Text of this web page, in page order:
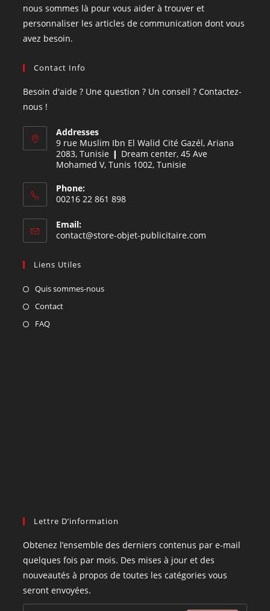
nous sommes là pour vous aider à trouver et
personnaliser les articles de communication dont vous
avez besoin.
Contact Info
Besoin d'aide ? Une question ? Un conseil ? Contactez-
nous !
Addresses
9 rue Muslim Ibn El Walid Cité Gazél, Ariana
2083, Tunisie ❙ Dream center, 45 Ave
Mohamed V, Tunis 1002, Tunisie
Phone:
00216 22 861 898
Email:
contact@store-objet-publicitaire.com
Liens Utiles
Quis sommes-nous
Contact
FAQ
Lettre D’information
Obtenez l’ensemble des derniers contenus par e-mail
quelques fois par mois. Des mises à jour et des
nouveautés à propos de toutes les catégories vous
seront envoyées.